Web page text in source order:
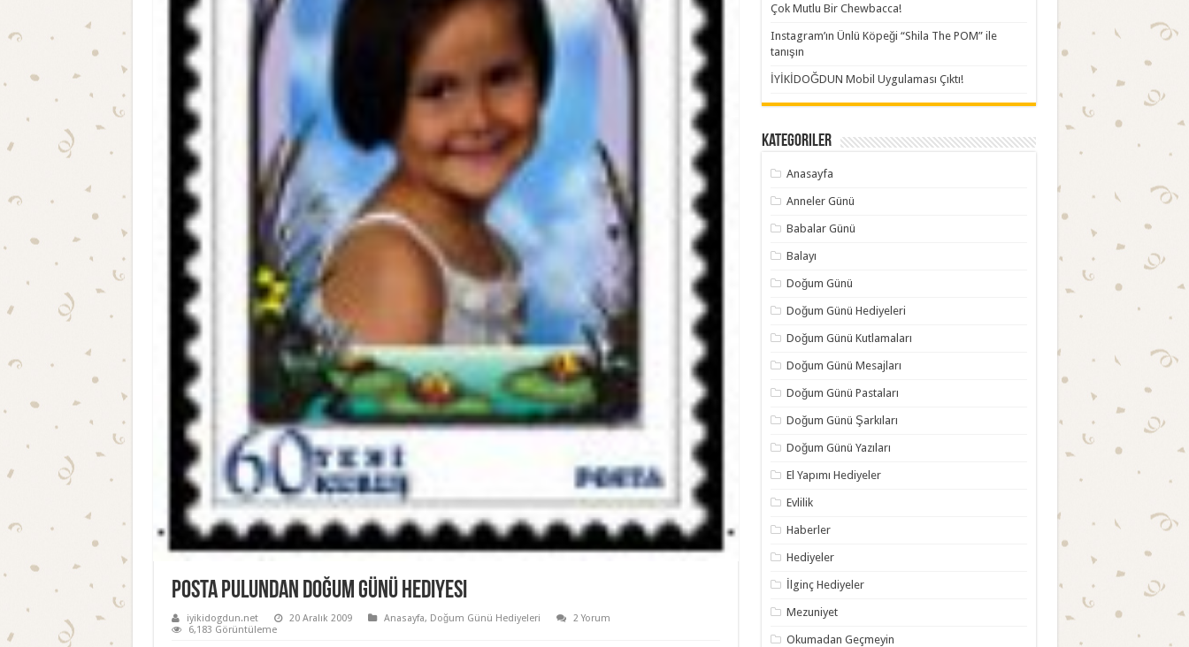
Posta Pulundan Doğum Günü Hediyesi
iyikidogdun.net 20 Aralık 2009 Anasayfa, Doğum Günü Hediyeleri
2 Yorum
6,183 Görüntüleme
Çok Mutlu Bir Chewbacca!
Instagram’ın Ünlü Köpeği “Shila The POM” ile
tanışın
İYİKİDOĞDUN Mobil Uygulaması Çıktı!
Kategoriler
Anasayfa
Anneler Günü
Babalar Günü
Balayı
Doğum Günü
Doğum Günü Hediyeleri
Doğum Günü Kutlamaları
Doğum Günü Mesajları
Doğum Günü Pastaları
Doğum Günü Şarkıları
Doğum Günü Yazıları
El Yapımı Hediyeler
Evlilik
Haberler
Hediyeler
İlginç Hediyeler
Mezuniyet
Okumadan Geçmeyin